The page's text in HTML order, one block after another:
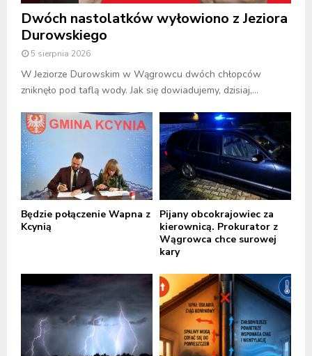
Dwóch nastolatków wyłowiono z Jeziora
Durowskiego
5 sierpnia 2026
W Jeziorze Durowskim w Wągrowcu dwóch chłopców
zniknęło pod taflą wody. Jak się dowiadujemy, dzisiaj,...
Będzie połączenie Wapna z
Kcynią
Pijany obcokrajowiec za
kierownicą. Prokurator z
Wągrowca chce surowej
kary